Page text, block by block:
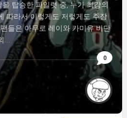
0
탑승한 파일럿 중, 누가 최강의
따라서 이렇게도 저렇게도 주장
들은 아무로 레이와 카미유 비단
...